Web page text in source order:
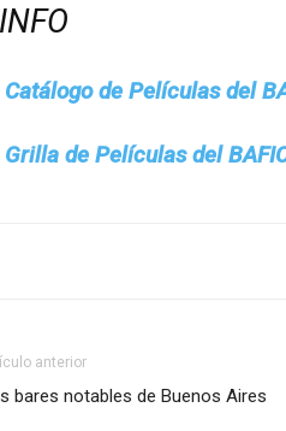
INFO
Catálogo de Películas del
Grilla de Películas del
anterior
bares notables de Buenos Aires